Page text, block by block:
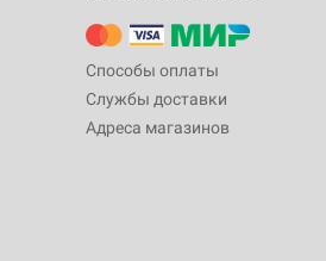
Способы оплаты
Службы доставки
Адреса магазинов